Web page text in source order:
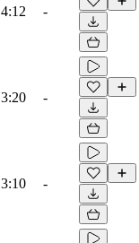
4:12 -
3:20 -
3:10 -